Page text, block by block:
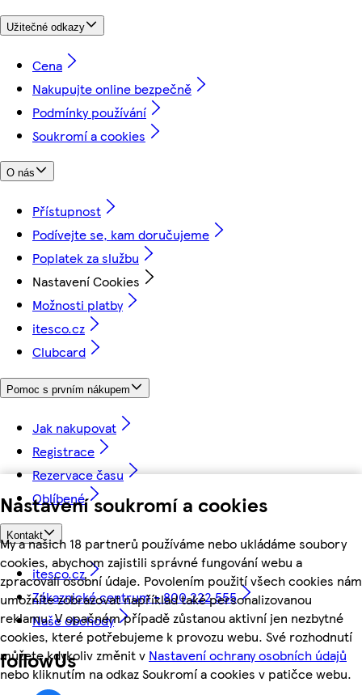
Nastavení soukromí a cookies
My a našich 18 partnerů používáme nebo ukládáme soubory
cookies, abychom zajistili správné fungování webu a
zpracovali osobní údaje. Povolením použití všech cookies nám
umožníte zobrazovat například také personalizovanou
reklamu. V opačném případě zůstanou aktivní jen nezbytné
cookies, které potřebujeme k provozu webu. Své rozhodnutí
můžete kdykoliv změnit v Nastavení ochrany osobních údajů
nebo kliknutím na odkaz Soukromí a cookies v patičce webu.
Užitečné odkazy
Cena
Nakupujte online bezpečně
Podmínky používání
Soukromí a cookies
O nás
Přístupnost
Podívejte se, kam doručujeme
Poplatek za službu
Nastavení Cookies
Možnosti platby
itesco.cz
Clubcard
Pomoc s prvním nákupem
Jak nakupovat
Registrace
Rezervace času
Oblíbené
Kontakt
itesco.cz
Zákaznické centrum - 800 222 555
Naše obchody
followUs